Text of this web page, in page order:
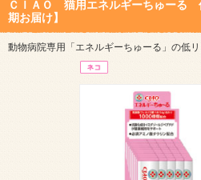
ＣＩＡＯ 猫用エネルギーちゅーる
期お届け】
動物病院専用「エネルギーちゅーる」の低